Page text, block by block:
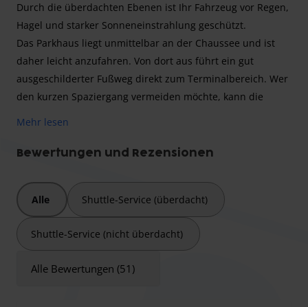
Durch die überdachten Ebenen ist Ihr Fahrzeug vor Regen,
Hagel und starker Sonneneinstrahlung geschützt.
Das Parkhaus liegt unmittelbar an der Chaussee und ist
daher leicht anzufahren. Von dort aus führt ein gut
ausgeschilderter Fußweg direkt zum Terminalbereich. Wer
den kurzen Spaziergang vermeiden möchte, kann die
sowohl online als auch an Automaten erhältlich.
Metern.
DasParkhaus P5 am Flughafen Dortmund
Reisen. Auf vier Ebenen stehen rund 350 überdachte
Mehr lesen
Bewertungen und Rezensionen
Alle Shuttle-Service (überdacht)
Shuttle-Service (nicht überdacht)
Alle Bewertungen (51)